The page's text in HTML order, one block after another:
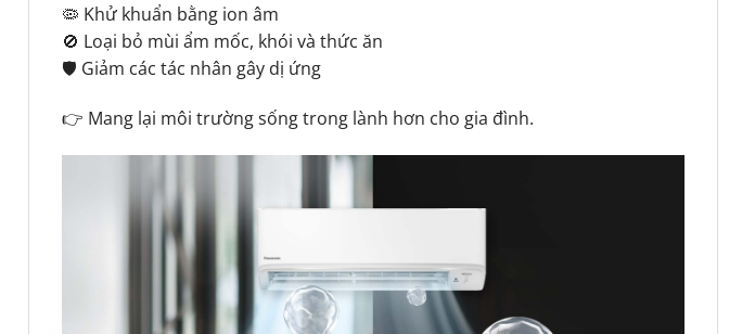
🦠 Khử khuẩn bằng ion âm
🚫 Loại bỏ mùi ẩm mốc, khói và thức ăn
🛡 Giảm các tác nhân gây dị ứng
👉 Mang lại môi trường sống trong lành hơn cho gia đình.